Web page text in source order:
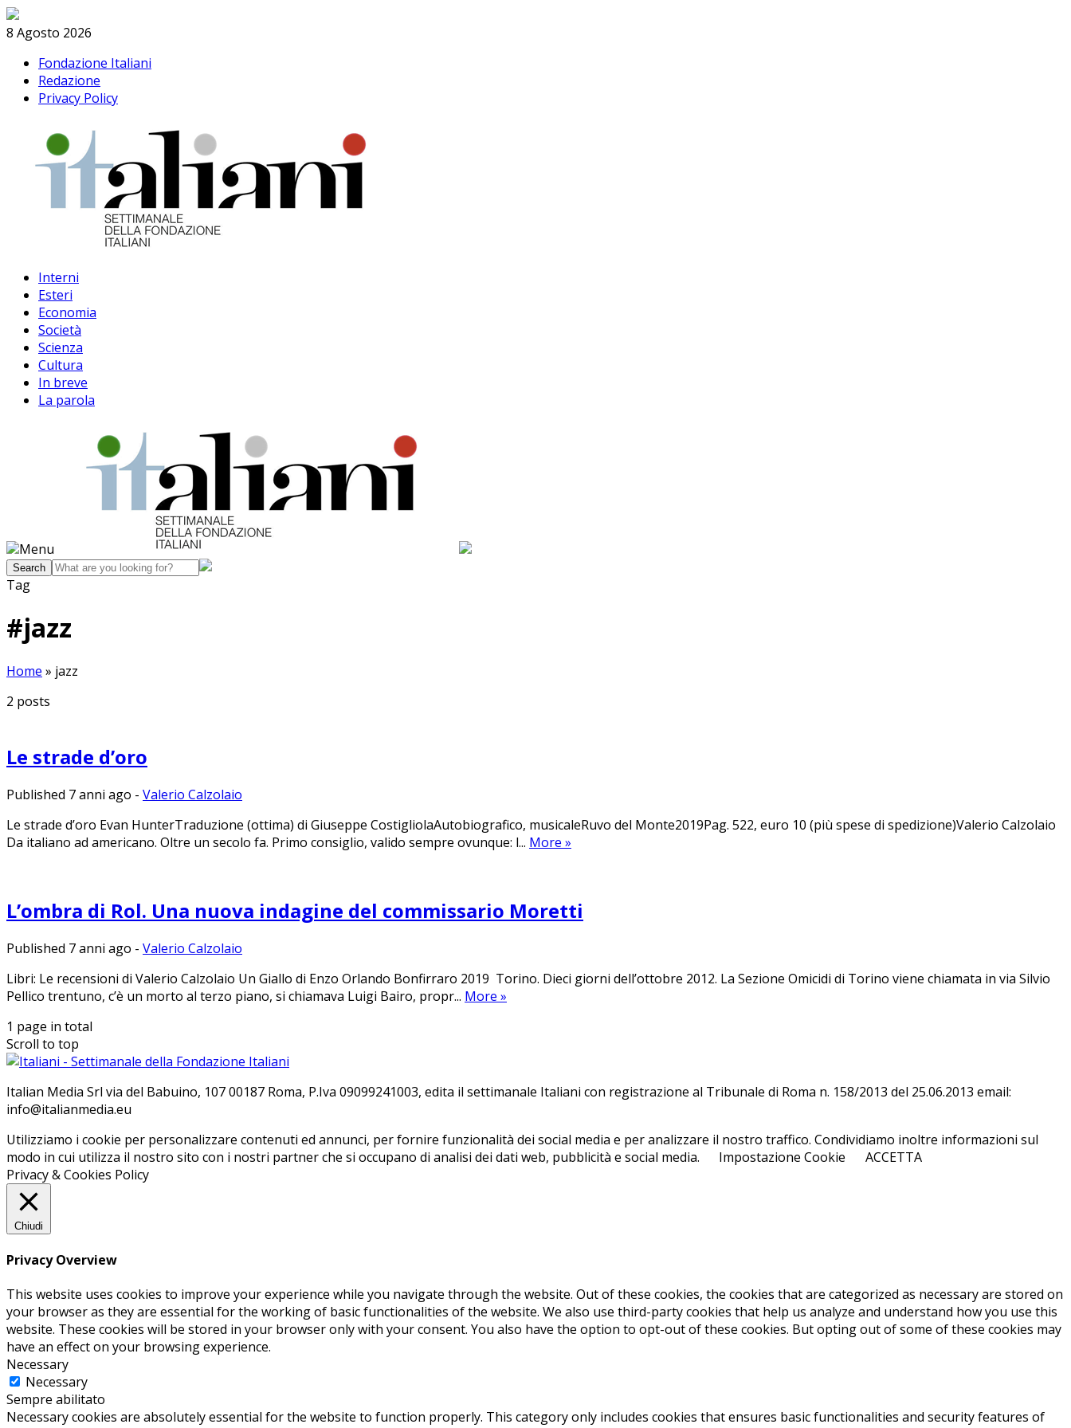
Skip
to
Search
8 Agosto 2026
Fondazione Italiani
Redazione
Privacy Policy
Interni
Esteri
Economia
Società
Scienza
Cultura
In breve
La parola
Menu
Tag
#jazz
Home » jazz
2 posts
Le strade d’oro
Published 7 anni ago - Valerio Calzolaio
Le strade d’oro Evan HunterTraduzione (ottima) di Giuseppe CostigliolaAutobiografico, musicaleRuvo del Monte2019Pag. 522, euro 10 (più spese di spedizione)Valerio Calzolaio
Da italiano ad americano. Oltre un secolo fa. Primo consiglio, valido sempre ovunque: l... More »
L’ombra di Rol. Una nuova indagine del commissario Moretti
Published 7 anni ago - Valerio Calzolaio
Libri: Le recensioni di Valerio Calzolaio Un Giallo di Enzo Orlando Bonfirraro 2019 Torino. Dieci giorni dell’ottobre 2012. La Sezione Omicidi di Torino viene chiamata in via Silvio
Pellico trentuno, c’è un morto al terzo piano, si chiamava Luigi Bairo, propr... More »
1 page in total
Scroll to top
Ita­lian Me­dia Srl via del Ba­bui­no, 107 00187 Roma, P.Iva 09099241003, edi­ta il set­ti­ma­na­le Ita­lia­ni con re­gi­stra­zio­ne al Tri­bu­na­le di Roma n. 158/​2013 del 25.06.2013 email:
info@ita­lian­me­dia.eu
Utilizziamo i cookie per personalizzare contenuti ed annunci, per fornire funzionalità dei social media e per analizzare il nostro traffico. Condividiamo inoltre informazioni sul
modo in cui utilizza il nostro sito con i nostri partner che si occupano di analisi dei dati web, pubblicità e social media.
Impostazione Cookie
ACCETTA
Privacy & Cookies Policy
Chiudi
Privacy Overview
This website uses cookies to improve your experience while you navigate through the website. Out of these cookies, the cookies that are categorized as necessary are stored on
your browser as they are essential for the working of basic functionalities of the website. We also use third-party cookies that help us analyze and understand how you use this
website. These cookies will be stored in your browser only with your consent. You also have the option to opt-out of these cookies. But opting out of some of these cookies may
have an effect on your browsing experience.
Necessary
Necessary
Sempre abilitato
Necessary cookies are absolutely essential for the website to function properly. This category only includes cookies that ensures basic functionalities and security features of